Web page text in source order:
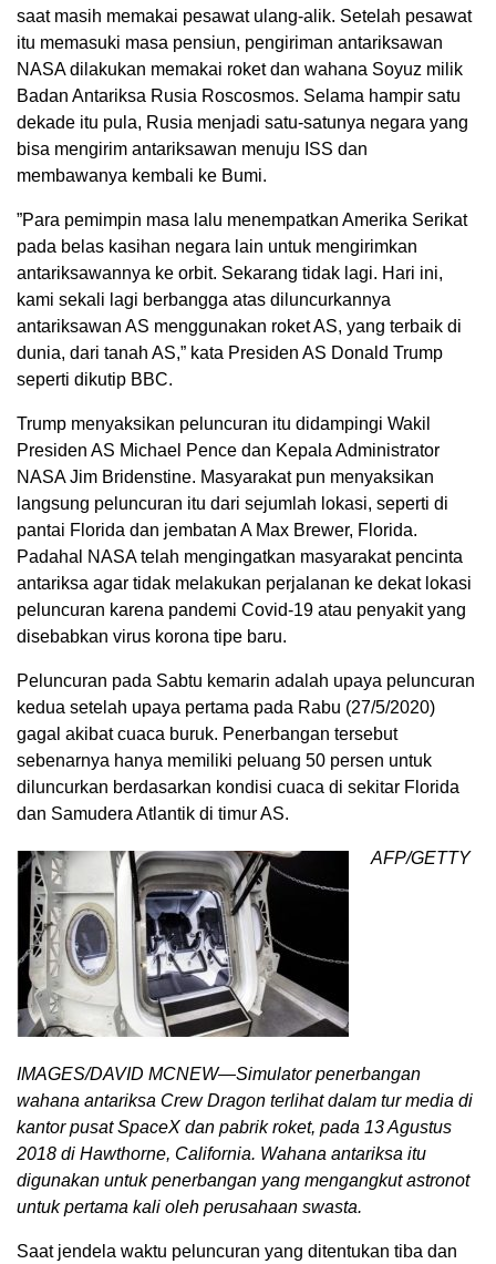
saat masih memakai pesawat ulang-alik. Setelah pesawat
itu memasuki masa pensiun, pengiriman antariksawan
NASA dilakukan memakai roket dan wahana Soyuz milik
Badan Antariksa Rusia Roscosmos. Selama hampir satu
dekade itu pula, Rusia menjadi satu-satunya negara yang
bisa mengirim antariksawan menuju ISS dan
membawanya kembali ke Bumi.
”Para pemimpin masa lalu menempatkan Amerika Serikat
pada belas kasihan negara lain untuk mengirimkan
antariksawannya ke orbit. Sekarang tidak lagi. Hari ini,
kami sekali lagi berbangga atas diluncurkannya
antariksawan AS menggunakan roket AS, yang terbaik di
dunia, dari tanah AS,” kata Presiden AS Donald Trump
seperti dikutip BBC.
Trump menyaksikan peluncuran itu didampingi Wakil
Presiden AS Michael Pence dan Kepala Administrator
NASA Jim Bridenstine. Masyarakat pun menyaksikan
langsung peluncuran itu dari sejumlah lokasi, seperti di
pantai Florida dan jembatan A Max Brewer, Florida.
Padahal NASA telah mengingatkan masyarakat pencinta
antariksa agar tidak melakukan perjalanan ke dekat lokasi
peluncuran karena pandemi Covid-19 atau penyakit yang
disebabkan virus korona tipe baru.
Peluncuran pada Sabtu kemarin adalah upaya peluncuran
kedua setelah upaya pertama pada Rabu (27/5/2020)
gagal akibat cuaca buruk. Penerbangan tersebut
sebenarnya hanya memiliki peluang 50 persen untuk
diluncurkan berdasarkan kondisi cuaca di sekitar Florida
dan Samudera Atlantik di timur AS.
AFP/GETTY
IMAGES/DAVID MCNEW—Simulator penerbangan
wahana antariksa Crew Dragon terlihat dalam tur media di
kantor pusat SpaceX dan pabrik roket, pada 13 Agustus
2018 di Hawthorne, California. Wahana antariksa itu
digunakan untuk penerbangan yang mengangkut astronot
untuk pertama kali oleh perusahaan swasta.
Saat jendela waktu peluncuran yang ditentukan tiba dan